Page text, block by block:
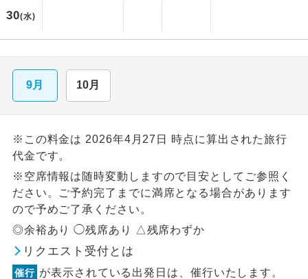
30(水)
9月 10月
※この料金は 2026年4月27日 時点に算出された旅行
代金です。
※空席情報は随時変動しますので目安としてご参照く
ださい。ご予約完了までに満席となる場合があります
ので予めご了承ください。
◎余裕あり ◯残席あり △残席わずか
リクエスト受付とは
催行 が表示されている出発日は、催行いたします。